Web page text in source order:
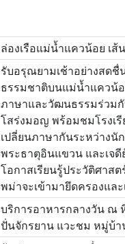
ล่องเรือแม่น้ำแควน้อย เ
รับอรุณยามเช้าอย่างสดชื่
ธรรมชาติบนแม่น้ำแควน้
ภาษาและวัฒนธรรมร่วม
โสร่งมอญ พร้อมชมโรงเ
เปลี่ยนภาษากันระหว่างนั
พระธาตุอินแขวน และเจ
โอกาสเรียนรู้ประวัติศาส
พม่าจะเข้ามายึดครองแล
บริการอาหารกลางวัน ณ
ปั่นจักรยาน แวะชม หมู่บ้า